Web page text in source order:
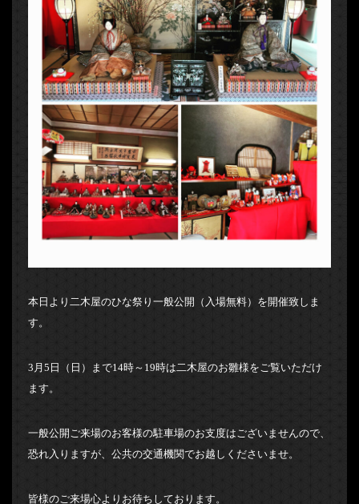
本日より二木屋のひな祭り一般公開（入場無料）を開催致しま
す。
3月5日（日）まで14時～19時は二木屋のお雛様をご覧いただけ
ます。
一般公開ご来場のお客様の駐車場のお支度はございませんので、
恐れ入りますが、公共の交通機関でお越しくださいませ。
皆様のご来場心よりお待ちしております。